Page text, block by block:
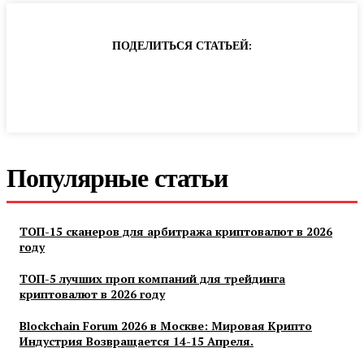
ПОДЕЛИТЬСЯ СТАТЬЕЙ:
Популярные статьи
ТОП-15 сканеров для арбитража криптовалют в 2026
году
ТОП-5 лучших проп компаний для трейдинга
криптовалют в 2026 году
Blockchain Forum 2026 в Москве: Мировая Крипто
Индустрия Возвращается 14-15 Апреля.